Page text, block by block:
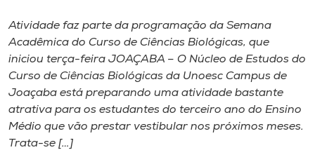
A
Internacionalização
I.nova
Atividade faz parte da programação da Semana
Acadêmica do Curso de Ciências Biológicas, que
iniciou terça-feira JOAÇABA – O Núcleo de Estudos do
Curso de Ciências Biológicas da Unoesc Campus de
Joaçaba está preparando uma atividade bastante
atrativa para os estudantes do terceiro ano do Ensino
Médio que vão prestar vestibular nos próximos meses.
Trata-se […]